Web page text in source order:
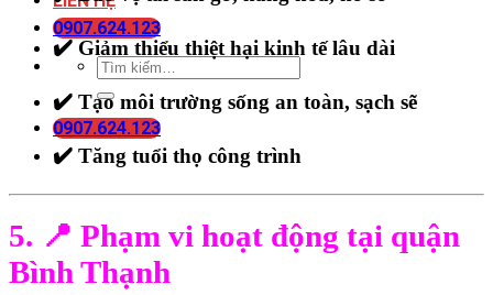
0907.624.123
0907.624.123
✔️ Giảm thiểu thiệt hại kinh tế lâu dài
✔️ Tạo môi trường sống an toàn, sạch sẽ
✔️ Tăng tuổi thọ công trình
5. 📍 Phạm vi hoạt động tại quận
Bình Thạnh